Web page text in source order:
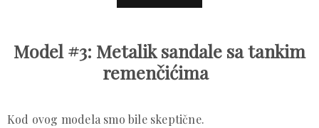
Model #3: Metalik sandale sa tankim
remenčićima
Kod ovog modela smo bile skeptične.